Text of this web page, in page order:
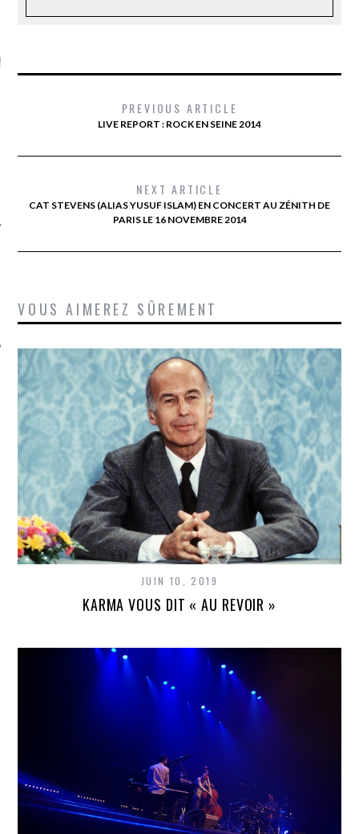
ANNIVERSAIRE
PREVIOUS ARTICLE
LIVE REPORT : ROCK EN SEINE 2014
NEXT ARTICLE
CAT STEVENS (ALIAS YUSUF ISLAM) EN CONCERT AU ZÉNITH DE
PARIS LE 16 NOVEMBRE 2014
VOUS AIMEREZ SÛREMENT
JUIN 10, 2019
KARMA VOUS DIT « AU REVOIR »